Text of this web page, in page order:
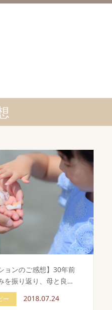
ョンのご感想】30年前
を振り返り、母と良…
ー 2018.07.24